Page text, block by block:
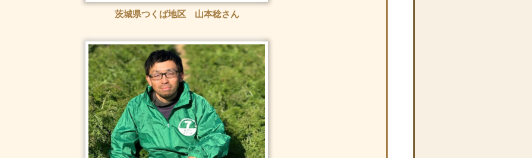
茨城県つくば地区 山本稔さん